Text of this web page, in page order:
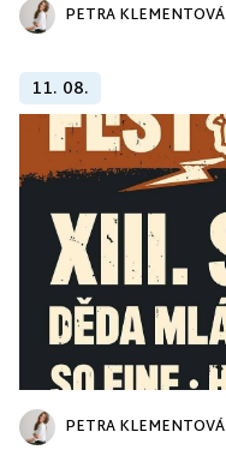
PETRA KLEMENTOVÁ
11. 08.
PETRA KLEMENTOVÁ